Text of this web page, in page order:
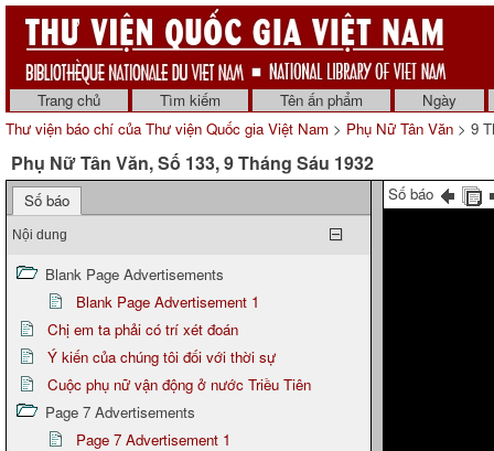
Trang chủ Tìm kiếm Tên ấn phẩm
Ngày
Thư viện báo chí của Thư viện Quốc gia Việt Nam > Phụ Nữ Tân Văn > 9
Phụ Nữ Tân Văn, Số 133, 9 Tháng Sáu 1932
Số báo
Nội dung
Blank Page Advertisements
Blank Page Advertisement 1
Chị em ta phải có trí xét đoán
Ý kiến của chúng tôi đối với thời sự
Cuộc phụ nữ vận động ở nước Triều Tiên
Page 7 Advertisements
Page 7 Advertisement 1
Số báo